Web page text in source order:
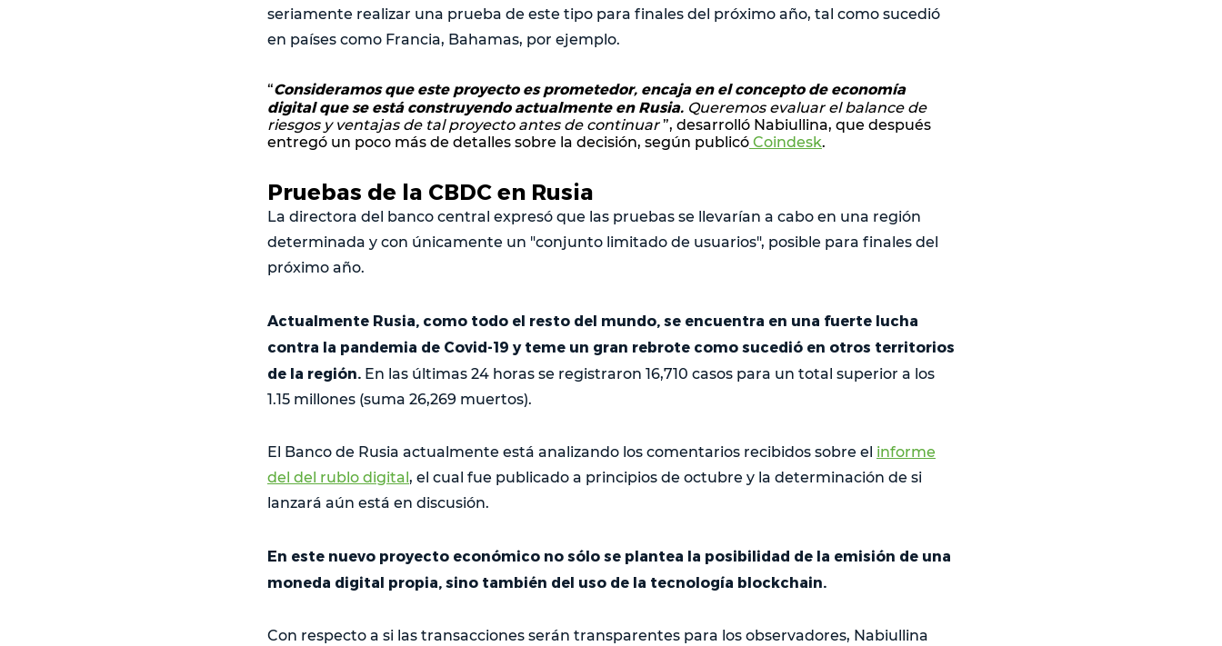
seriamente realizar una prueba de este tipo para finales del próximo año, tal como sucedió
en países como Francia, Bahamas, por ejemplo.
“Consideramos que este proyecto es prometedor, encaja en el concepto de economía
digital que se está construyendo actualmente en Rusia. Queremos evaluar el balance de
riesgos y ventajas de tal proyecto antes de continuar”, desarrolló Nabiullina, que después
entregó un poco más de detalles sobre la decisión, según publicó Coindesk.
Pruebas de la CBDC en Rusia
La directora del banco central expresó que las pruebas se llevarían a cabo en una región
determinada y con únicamente un "conjunto limitado de usuarios", posible para finales del
próximo año.
Actualmente Rusia, como todo el resto del mundo, se encuentra en una fuerte lucha
contra la pandemia de Covid-19 y teme un gran rebrote como sucedió en otros territorios
de la región. En las últimas 24 horas se registraron 16,710 casos para un total superior a los
1.15 millones (suma 26,269 muertos).
El Banco de Rusia actualmente está analizando los comentarios recibidos sobre el informe
del del rublo digital , el cual fue publicado a principios de octubre y la determinación de si
lanzará aún está en discusión.
En este nuevo proyecto económico no sólo se plantea la posibilidad de la emisión de una
moneda digital propia, sino también del uso de la tecnología blockchain.
Con respecto a si las transacciones serán transparentes para los observadores, Nabiullina